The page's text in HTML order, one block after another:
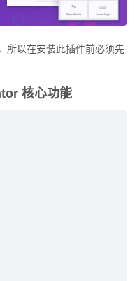
所以在安装此插件前必须先
核心功能